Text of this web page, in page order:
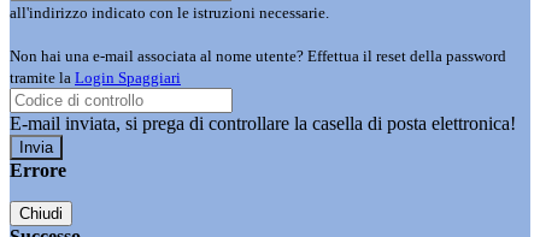
all'indirizzo indicato con le istruzioni necessarie.
Non hai una e-mail associata al nome utente? Effettua il reset della password
tramite la Login Spaggiari
E-mail inviata, si prega di controllare la casella di posta elettronica!
Errore
Chiudi